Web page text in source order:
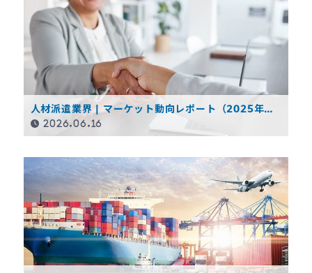
人材派遣業界 | マーケット動向レポート（2025年度
通期）
2026.06.16